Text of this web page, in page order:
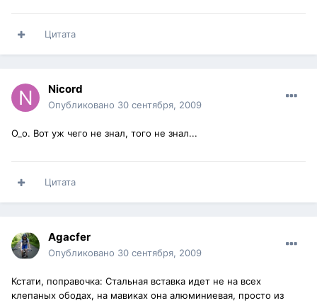
Цитата
Nicord
Опубликовано 30 сентября, 2009
О_о. Вот уж чего не знал, того не знал...
Цитата
Agacfer
Опубликовано 30 сентября, 2009
Кстати, поправочка: Стальная вставка идет не на всех
клепаных ободах, на мавиках она алюминиевая, просто из